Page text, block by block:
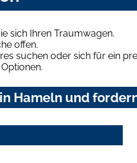
sich Ihren Traumwagen.
offen.
suchen oder sich für ein
Hameln und